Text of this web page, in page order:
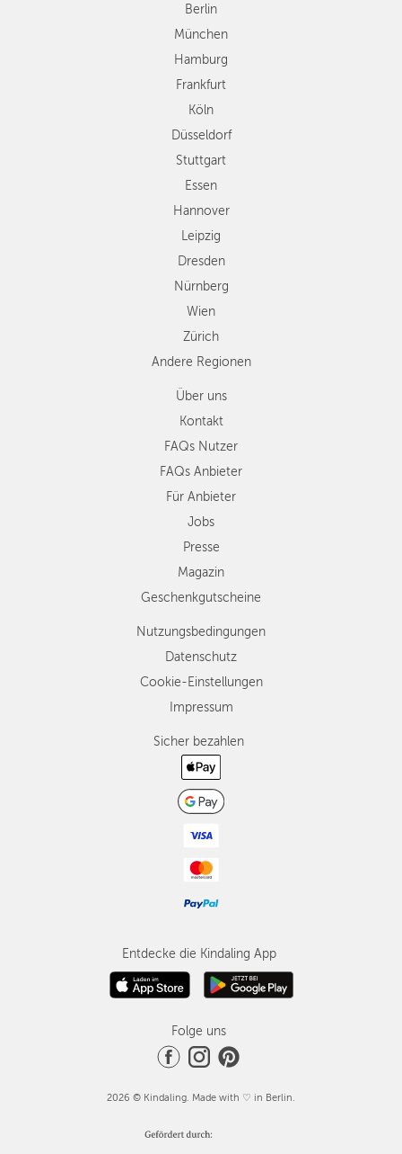
Düsseldorf
Stuttgart
Essen
Dresden
Nürnberg
Wien
Zürich
Andere
Regionen
Berlin
München
Hamburg
Frankfurt
Köln
Düsseldorf
Stuttgart
Essen
Hannover
Leipzig
Dresden
Nürnberg
Wien
Zürich
Andere Regionen
Über uns
Kontakt
FAQs Nutzer
FAQs Anbieter
Für Anbieter
Jobs
Presse
Magazin
Geschenkgutscheine
Nutzungsbedingungen
Datenschutz
Cookie-Einstellungen
Impressum
Sicher bezahlen
Entdecke die Kindaling App
Folge uns
2026 © Kindaling. Made with ♡ in Berlin.